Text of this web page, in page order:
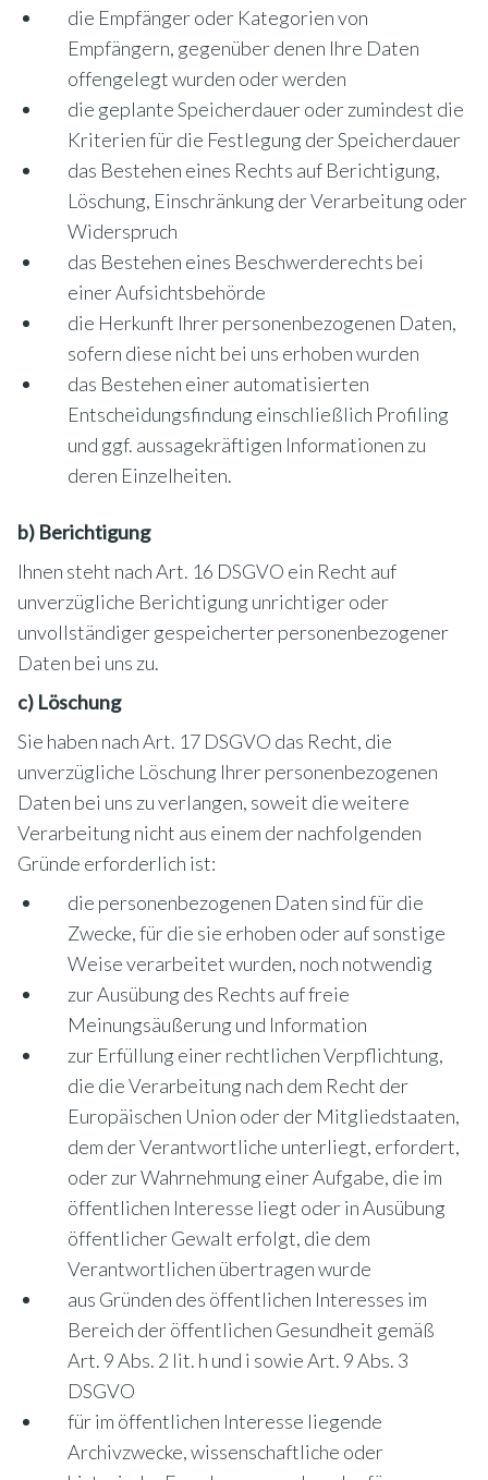
die Empfänger oder Kategorien von
Empfängern, gegenüber denen Ihre Daten
offengelegt wurden oder werden
die geplante Speicherdauer oder zumindest die
Kriterien für die Festlegung der Speicherdauer
das Bestehen eines Rechts auf Berichtigung,
Löschung, Einschränkung der Verarbeitung oder
Widerspruch
das Bestehen eines Beschwerderechts bei
einer Aufsichtsbehörde
die Herkunft Ihrer personenbezogenen Daten,
sofern diese nicht bei uns erhoben wurden
das Bestehen einer automatisierten
Entscheidungsfindung einschließlich Profiling
und ggf. aussagekräftigen Informationen zu
deren Einzelheiten.
b) Berichtigung
Ihnen steht nach Art. 16 DSGVO ein Recht auf
unverzügliche Berichtigung unrichtiger oder
unvollständiger gespeicherter personenbezogener
Daten bei uns zu.
c) Löschung
Sie haben nach Art. 17 DSGVO das Recht, die
unverzügliche Löschung Ihrer personenbezogenen
Daten bei uns zu verlangen, soweit die weitere
Verarbeitung nicht aus einem der nachfolgenden
Gründe erforderlich ist:
die personenbezogenen Daten sind für die
Zwecke, für die sie erhoben oder auf sonstige
Weise verarbeitet wurden, noch notwendig
zur Ausübung des Rechts auf freie
Meinungsäußerung und Information
zur Erfüllung einer rechtlichen Verpflichtung,
die die Verarbeitung nach dem Recht der
Europäischen Union oder der Mitgliedstaaten,
dem der Verantwortliche unterliegt, erfordert,
oder zur Wahrnehmung einer Aufgabe, die im
öffentlichen Interesse liegt oder in Ausübung
öffentlicher Gewalt erfolgt, die dem
Verantwortlichen übertragen wurde
aus Gründen des öffentlichen Interesses im
Bereich der öffentlichen Gesundheit gemäß
Art. 9 Abs. 2 lit. h und i sowie Art. 9 Abs. 3
DSGVO
für im öffentlichen Interesse liegende
Archivzwecke, wissenschaftliche oder